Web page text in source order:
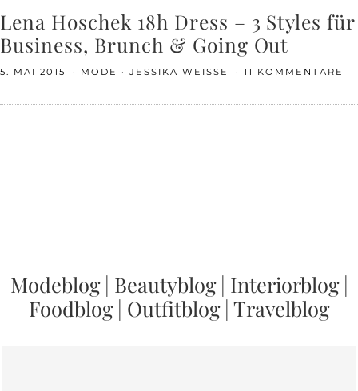
Lena Hoschek 18h Dress – 3 Styles für
Business, Brunch & Going Out
5. MAI 2015 MODE JESSIKA WEISSE 11 KOMMENTARE
Modeblog| Beautyblog| Interiorblog|
Foodblog| Outfitblog| Travelblog